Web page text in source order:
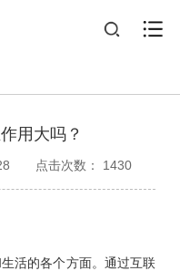
用大吗？
点击次数： 1430
活的各个方面。通过互联